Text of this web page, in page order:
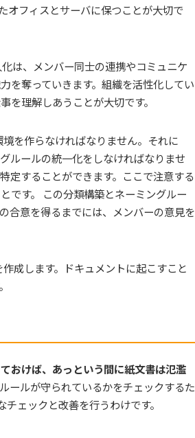
オフィスとサーバに保つことが大切で
は、メンバー同士の連携やコミュニケ
を奪っていきます。組織を活性化してい
を理解しあうことが大切です。
を作らなければなりません。それに
ルールの統一化をしなければなりませ
定することができます。ここで注意する
です。 この分類構築とネーミングルー
合意を得るまでには、メンバーの意見を
成します。ドキュメントに起こすこと
おけば、あっという間に紙文書は氾濫
ールが守られているかをチェックするた
ェックと改善を行うわけです。